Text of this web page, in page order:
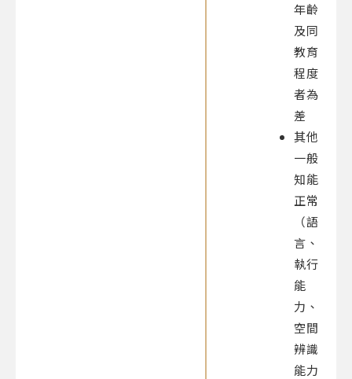
年齡
及同
教育
程度
者為
差
其他
一般
知能
正常
（語
言、
執行
能
力、
空間
辨識
能力